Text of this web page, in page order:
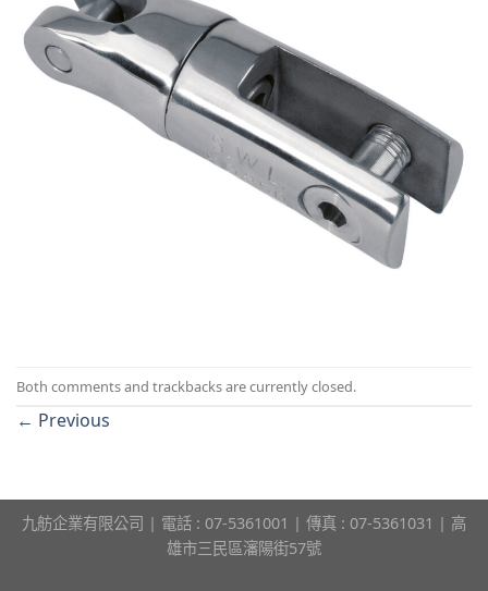
Both comments and trackbacks are currently closed.
← Previous
九舫企業有限公司 | 電話 : 07-5361001 | 傳真 : 07-5361031 | 高
雄市三民區瀋陽街57號